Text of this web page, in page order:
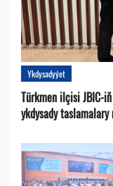
Ykdysadyýet
Türkmen ilçisi JBIC-
ykdysady